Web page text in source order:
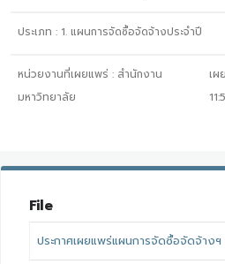
ประเภท : 1. แผนการจัดซื้อจัดจ้างประจำปี
หน่วยงานที่เผยแพร่ : สำนักงาน
มหาวิทยาลัย
เผ
File
ประกาศเผยแพร่แผนการจัดซื้อจัดจ้างฯ